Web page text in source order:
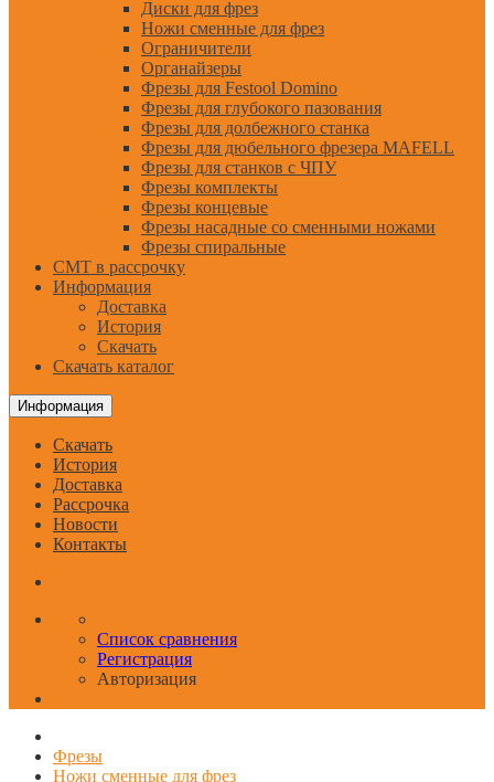
Диски для фрез
Ножи сменные для фрез
Ограничители
Органайзеры
Фрезы для Festool Domino
Фрезы для глубокого пазования
Фрезы для долбежного станка
Фрезы для дюбельного фрезера MAFELL
Фрезы для станков с ЧПУ
Фрезы комплекты
Фрезы концевые
Фрезы насадные со сменными ножами
Фрезы спиральные
CMT в рассрочку
Информация
Доставка
История
Скачать
Скачать каталог
Информация
Скачать
История
Доставка
Рассрочка
Новости
Контакты
Список сравнения
Регистрация
Авторизация
Фрезы
Ножи сменные для фрез